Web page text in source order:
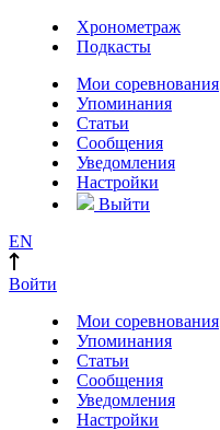
Хронометраж
Подкасты
Мои соревнования
Упоминания
Статьи
Сообщения
Уведомления
Настройки
Выйти
EN
Войти
Мои соревнования
Упоминания
Статьи
Сообщения
Уведомления
Настройки